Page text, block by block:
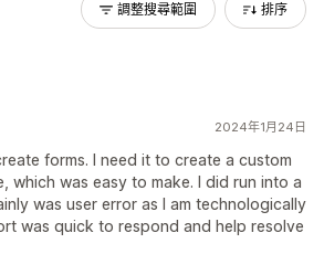
調整搜尋範圍 排序
2024年1月24日
forms. I need it to create a custom
which was easy to make. I did run into a
was user error as I am technologically
was quick to respond and help resolve